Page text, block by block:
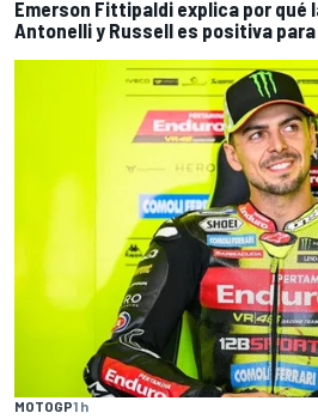
Emerson Fittipaldi explica por qué
Antonelli y Russell es positiva para
MOTOGP1 h